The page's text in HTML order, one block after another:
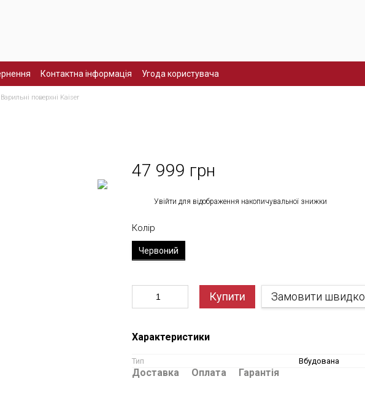
Контактна інформація Угода користувача
Варильні поверхні Kaiser
47 999 грн
Увійти для відображення накопичувальної знижки
Колір
Червоний
Купити Замовити швидко
Характеристики
Тип Вбудована
Доставка Оплата Гарантія